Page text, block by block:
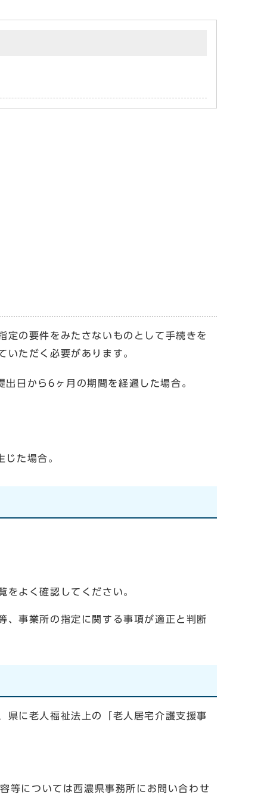
の要件をみたさないものとして手続きを
ただく必要があります。
日から6ヶ月の期間を経過した場合。
た場合。
よく確認してください。
事業所の指定に関する事項が適正と判断
に老人福祉法上の「老人居宅介護支援事
については西濃県事務所にお問い合わせ